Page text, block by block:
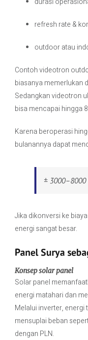
refresh rate &
outdoor atau
Contoh videotron
biasanya memerlukan
Sedangkan videotron
bisa mencapai hingga
Karena beroperasi
bulanannya dapat
±
Jika dikonversi ke
energi sangat besar.
Panel Surya
Konsep solar panel
Solar panel
energi matahari dan
Melalui inverter,
mensuplai beban
dengan PLN.